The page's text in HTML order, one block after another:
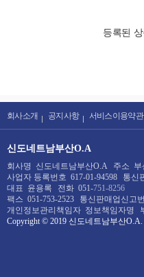
등록된
회사소개 공지사항 서비스이용약관
신도네트남부산O.A
회사명 신도네트남부산O.A 주소 부
사업자 등록번호 617-01-94598 통신
대표 윤용록 전화 051-751-8256
팩스 051-753-2523 통신판매업신고
개인정보관리책임자 정보책임자명
Copyright © 2019 신도네트남부산O.A